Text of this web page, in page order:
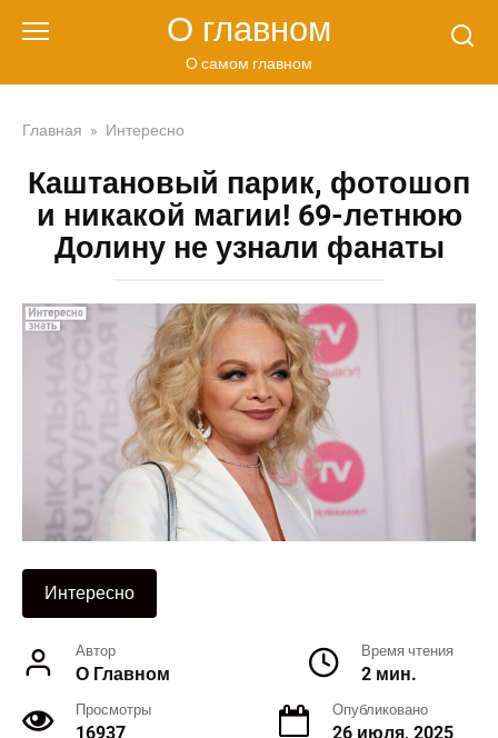
О главном
О самом главном
Главная » Интересно
Каштановый парик, фотошоп
и никакой магии! 69-летнюю
Долину не узнали фанаты
Интересно
Автор
О Главном
Время чтения
2 мин.
Просмотры
16937
Опубликовано
26 июля, 2025